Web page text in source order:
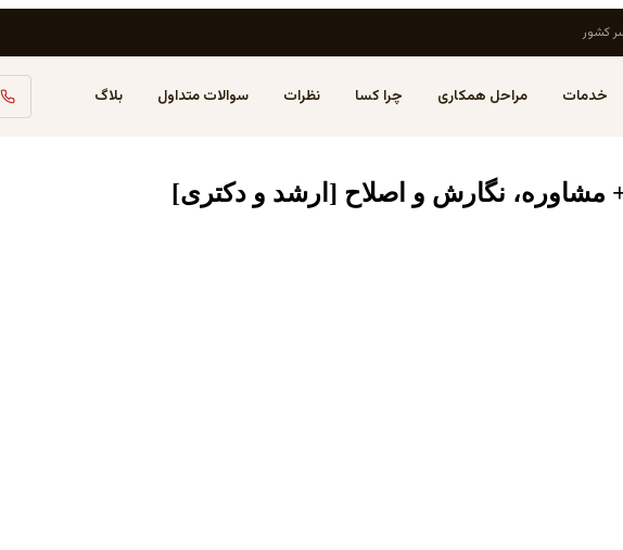
کشور
خدمات مراحل همکاری چرا کسا نظرات سوالات متداول بلاگ
مشاوره، نگارش و اصلاح [ارشد و دکتری]